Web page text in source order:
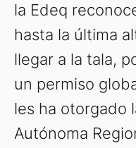
la Edeq
hasta la última
llegar a la tala,
un permiso
les ha otorgado
Autónoma